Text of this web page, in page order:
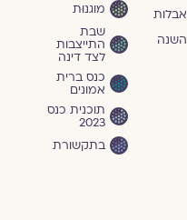
מוגנוּת
שבת
התייצבות
לצד דינה
כנס ברית
אמונים
תוכנית כנס
2023
בתקשורת